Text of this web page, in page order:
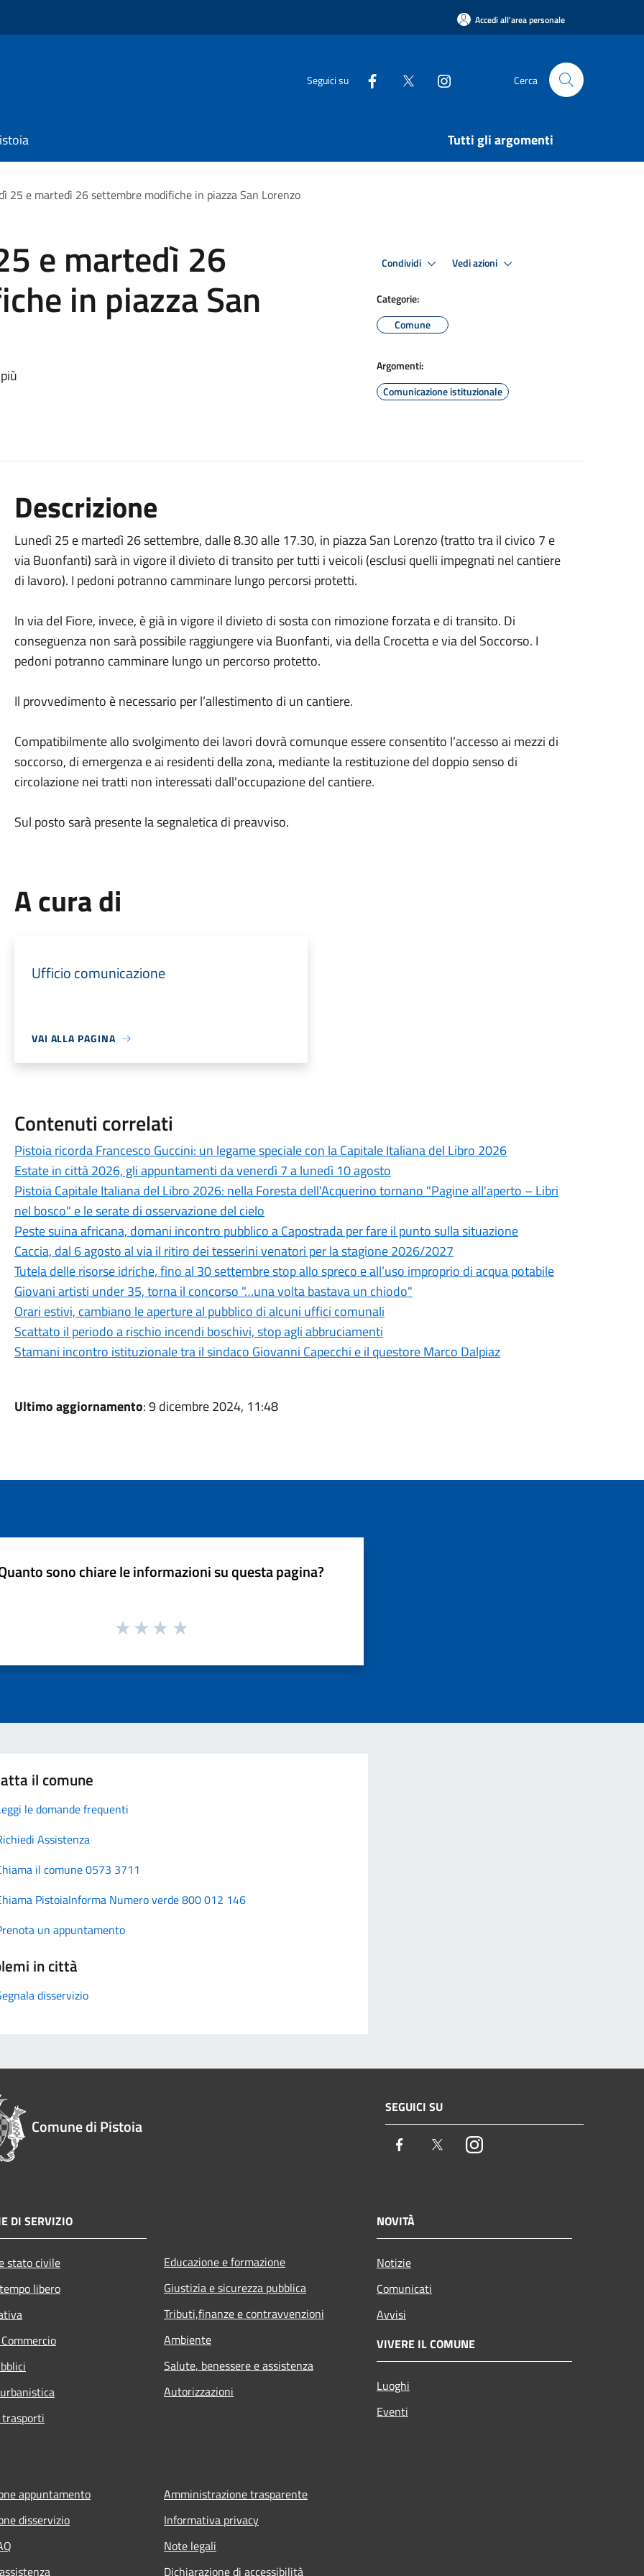
Accedi all'area personale
Seguici su Cerca
Tutti gli argomenti
25 e martedì 26 settembre modifiche in piazza San Lorenzo
e martedì 26
in piazza San
Condividi Vedi azioni
Categorie:
Comune
Argomenti:
Comunicazione istituzionale
Descrizione
Lunedì 25 e martedì 26 settembre, dalle 8.30 alle 17.30, in piazza San Lorenzo (tratto tra il civico 7 e
via Buonfanti) sarà in vigore il divieto di transito per tutti i veicoli (esclusi quelli impegnati nel cantiere
di lavoro). I pedoni potranno camminare lungo percorsi protetti.
In via del Fiore, invece, è già in vigore il divieto di sosta con rimozione forzata e di transito. Di
conseguenza non sarà possibile raggiungere via Buonfanti, via della Crocetta e via del Soccorso. I
pedoni potranno camminare lungo un percorso protetto.
Il provvedimento è necessario per l’allestimento di un cantiere.
Compatibilmente allo svolgimento dei lavori dovrà comunque essere consentito l’accesso ai mezzi di
soccorso, di emergenza e ai residenti della zona, mediante la restituzione del doppio senso di
circolazione nei tratti non interessati dall'occupazione del cantiere.
Sul posto sarà presente la segnaletica di preavviso.
A cura di
Ufficio comunicazione
VAI ALLA PAGINA
Contenuti correlati
Pistoia ricorda Francesco Guccini: un legame speciale con la Capitale Italiana del Libro 2026
Estate in città 2026, gli appuntamenti da venerdì 7 a lunedì 10 agosto
Pistoia Capitale Italiana del Libro 2026: nella Foresta dell'Acquerino tornano "Pagine all'aperto – Libri
nel bosco" e le serate di osservazione del cielo
Peste suina africana, domani incontro pubblico a Capostrada per fare il punto sulla situazione
Caccia, dal 6 agosto al via il ritiro dei tesserini venatori per la stagione 2026/2027
Tutela delle risorse idriche, fino al 30 settembre stop allo spreco e all’uso improprio di acqua potabile
Giovani artisti under 35, torna il concorso "…una volta bastava un chiodo"
Orari estivi, cambiano le aperture al pubblico di alcuni uffici comunali
Scattato il periodo a rischio incendi boschivi, stop agli abbruciamenti
Stamani incontro istituzionale tra il sindaco Giovanni Capecchi e il questore Marco Dalpiaz
Ultimo aggiornamento: 9 dicembre 2024, 11:48
sono chiare le informazioni su questa pagina?
il comune
le domande frequenti
Assistenza
il comune 0573 3711
PistoiaInforma Numero verde 800 012 146
un appuntamento
in città
disservizio
Comune di Pistoia
SEGUICI SU
Facebook TwitterInstagram
DI SERVIZIO
stato civile
libero
Educazione e formazione
Giustizia e sicurezza pubblica
Tributi,finanze e contravvenzioni
Ambiente
Salute, benessere e assistenza
Autorizzazioni
NOVITÀ
Notizie
Comunicati
Avvisi
VIVERE IL COMUNE
Luoghi
Eventi
appuntamento
disservizio
Amministrazione trasparente
Informativa privacy
Note legali
Dichiarazione di accessibilità